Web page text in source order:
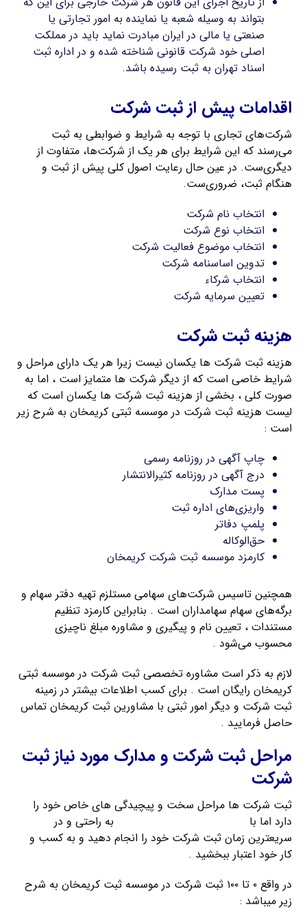
بتواند به وسیله شعبه یا نماینده به امور تجارتی یا
صنعتی یا مالی در ایران مبادرت نماید باید در مملکت
اصلی خود شرکت قانونی شناخته شده و در اداره ثبت
اسناد تهران به ثبت رسیده باشد.
اقدامات پیش از ثبت شرکت
شرکت‌های تجاری با توجه به شرایط و ضوابطی به ثبت
می‌رسند که این شرایط برای هر یک از شرکت‌ها، متفاوت از
دیگری‌ست. در عین حال رعایت اصول کلی پیش از ثبت و
هنگام ثبت، ضروری‌ست.
انتخاب نام شرکت
انتخاب نوع شرکت
انتخاب موضوع فعالیت شرکت
تدوین اساسنامه شرکت
انتخاب شرکاء
تعیین سرمایه شرکت
هزینه ثبت شرکت
هزینه ثبت شرکت ها یکسان نیست زیرا هر یک دارای مراحل و
شرایط خاصی است که از دیگر شرکت ها متمایز است ، اما به
صورت کلی ، بخشی از هزینه ثبت شرکت ها یکسان است که
لیست هزینه ثبت شرکت در موسسه ثبتی کریمخان به شرح زیر
است :
چاپ آگهی در روزنامه رسمی
درج آگهی در روزنامه کثیرالانتشار
پست مدارک
واریزی‌های اداره ثبت
پلمپ دفاتر
حق‌الوکاله
کارمزد موسسه ثبت شرکت کریمخان
همچنین تاسیس شرکت‌های سهامی مستلزم تهیه دفتر سهام و
برگه‌های سهام سهامداران است . بنابراین کارمزد تنظیم
مستندات ، تعیین نام و پیگیری و مشاوره مبلغ ناچیزی
محسوب می‌شود .
لازم به ذکر است مشاوره تخصصی ثبت شرکت در موسسه ثبتی
کریمخان رایگان است . برای کسب اطلاعات بیشتر در زمینه
ثبت شرکت و دیگر امور ثبتی با مشاورین ثبت کریمخان تماس
حاصل فرمایید .
مراحل ثبت شرکت و مدارک مورد نیاز ثبت
شرکت
ثبت شرکت ها مراحل سخت و پیچیدگی های خاص خود را
دارد اما با
به راحتی و در
سریعترین زمان ثبت شرکت خود را انجام دهید و به کسب و
کار خود اعتبار ببخشید .
در واقع ۰ تا ۱۰۰ ثبت شرکت در موسسه ثبت کریمخان به شرح
زیر میباشد :